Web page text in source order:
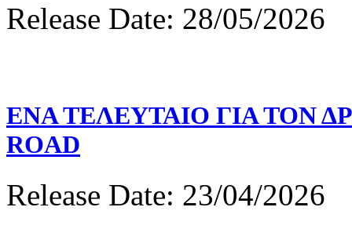
Release Date: 28/05/2026
ΕΝΑ ΤΕΛΕΥΤΑΙΟ ΓΙΑ ΤΟΝ
ROAD
Release Date: 23/04/2026